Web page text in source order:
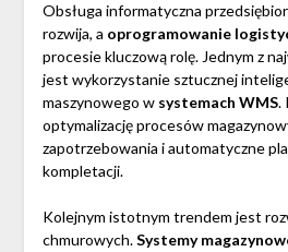
Obsługa informatyczna
rozwija, a oprogramowanie
procesie kluczową rolę. Jednym z
jest wykorzystanie sztucznej
maszynowego w systemach WMS.
optymalizację procesów
zapotrzebowania i automatyczne
kompletacji.
Kolejnym istotnym trendem jest
chmurowych.Systemy